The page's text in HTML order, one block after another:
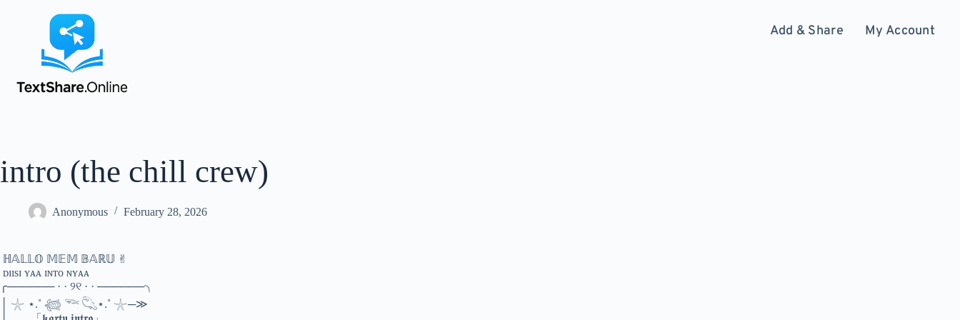
Add & Share My Account
intro (the chill crew)
Anonymous February 28, 2026
‎ ℍ𝔸𝕃𝕃𝕆 𝕄𝔼𝕄 𝔹𝔸ℝ𝕌 ✌︎︎
‎ ᴅɪɪsɪ ʏᴀᴀ ɪɴᴛᴏ ɴʏᴀᴀ
‎╭────── · · ୨୧ · · ──────╮
‎│ 𓇼 ⋆.˚ 𓆉 𓆝 𓆡⋆.˚ 𓇼─≫